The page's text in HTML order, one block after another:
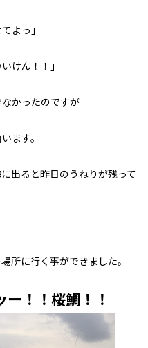
よっ」
けん！！」
かったのですが
ます。
出ると昨日のうねりが残って
所に行く事ができました。
！！桜鯛！！